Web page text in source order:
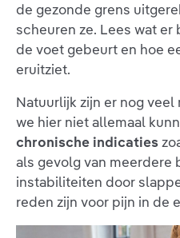
de gezonde grens
scheuren ze. Lees wat er
de voet gebeurt en hoe
eruitziet.
Natuurlijk zijn er nog
we hier niet allemaal
chronische indicaties
als gevolg van meerdere
instabiliteiten door
reden zijn voor pijn in de